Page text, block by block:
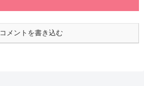
コメントを書き込む